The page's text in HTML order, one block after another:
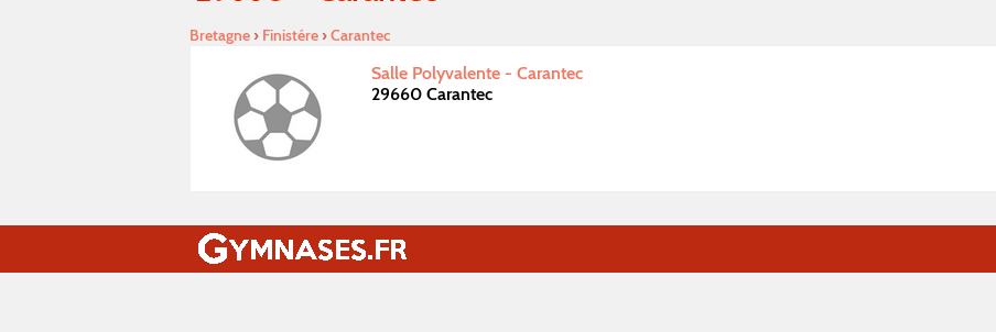
Bretagne› Finistére›Carantec
Salle Polyvalente - Carantec
29660 Carantec